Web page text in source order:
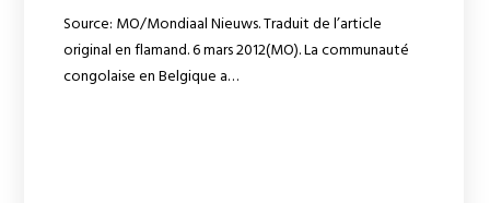
Source: MO/Mondiaal Nieuws. Traduit de l’article
original en flamand. 6 mars 2012(MO). La communauté
congolaise en Belgique a…